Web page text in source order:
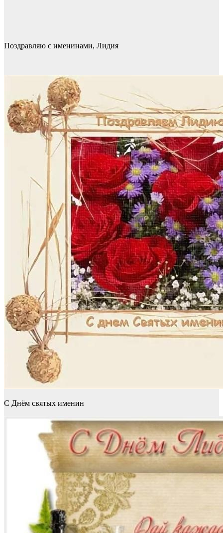
Поздравляю с именинами, Лидия
С Днём святых именин